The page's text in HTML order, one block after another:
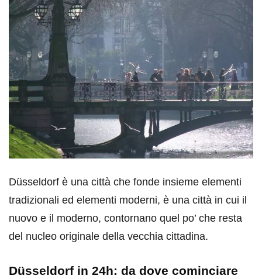
Düsseldorf è una città che fonde insieme elementi
tradizionali ed elementi moderni, è una città in cui il
nuovo e il moderno, contornano quel po’ che resta
del nucleo originale della vecchia cittadina.
Düsseldorf in 24h: da dove cominciare